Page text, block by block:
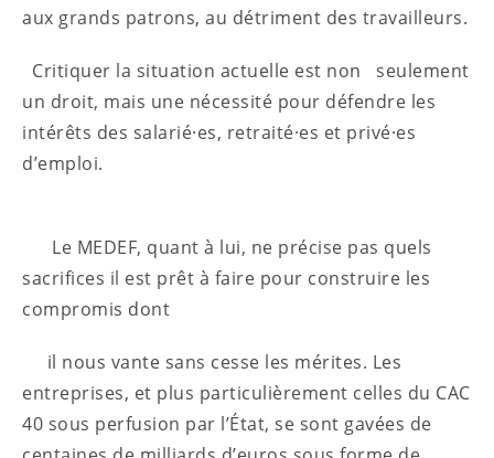
aux grands patrons, au détriment des travailleurs.
Critiquer la situation actuelle est non seulement
un droit, mais une nécessité pour défendre les
intérêts des salarié·es, retraité·es et privé·es
d’emploi.
Le MEDEF, quant à lui, ne précise pas quels
sacrifices il est prêt à faire pour construire les
compromis dont
il nous vante sans cesse les mérites. Les
entreprises, et plus particulièrement celles du CAC
40 sous perfusion par l’État, se sont gavées de